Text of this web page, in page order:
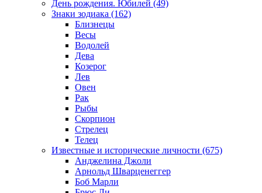
День рождения. Юбилей (49)
Знаки зодиака (162)
Близнецы
Весы
Водолей
Дева
Козерог
Лев
Овен
Рак
Рыбы
Скорпион
Стрелец
Телец
Известные и исторические личности (675)
Анджелина Джоли
Арнольд Шварценеггер
Боб Марли